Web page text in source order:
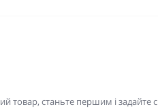
товар, станьте першим і задайте